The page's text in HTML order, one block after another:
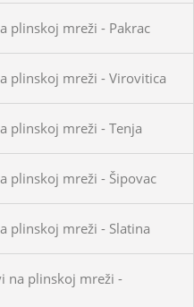
plinskoj mreži - Pakrac
plinskoj mreži - Virovitica
plinskoj mreži - Tenja
plinskoj mreži - Šipovac
plinskoj mreži - Slatina
na plinskoj mreži -